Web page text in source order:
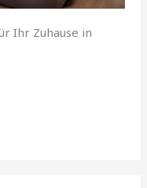
Ihr Zuhause in